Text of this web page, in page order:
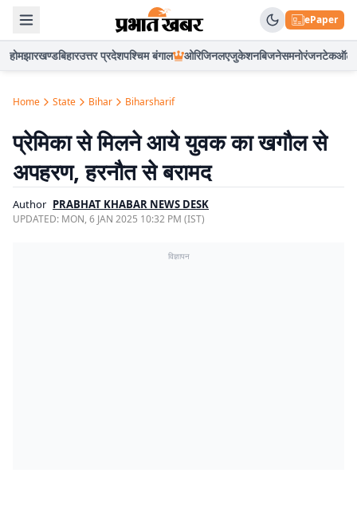
ePaper
होमझारखण्डबिहारउत्तर प्रदेशपश्चिम बंगाल ओरिजिनलएजुकेशनबिजनेसमनोरंजनटेकऑटो
Home State Bihar Biharsharif
प्रेमिका से मिलने आये युवक का खगौल से
अपहरण, हरनौत से बरामद
Author PRABHAT KHABAR NEWS DESK
UPDATED: MON, 6 JAN 2025 10:32 PM (IST)
विज्ञापन